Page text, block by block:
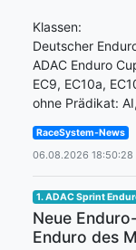
Klassen:
Deutscher
ADAC Enduro
EC9, EC10a,
ohne Prädikat:
RaceSystem-News
06.08.2026 18:50:28
1. ADAC Sprint
Neue
Enduro des